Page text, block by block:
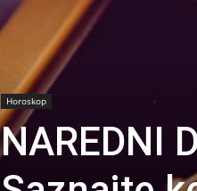
Horoskop
NAREDNI